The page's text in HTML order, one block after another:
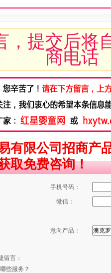
，提交后将
商电话
有限公司招商产
取免费咨询！
手机号码：
微信：
意向产品：
留言：
些服务？